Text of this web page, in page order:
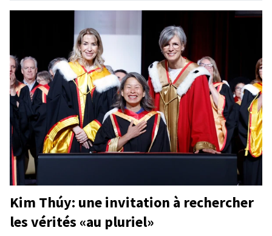
Kim Thúy: une invitation à rechercher
les vérités «au pluriel»